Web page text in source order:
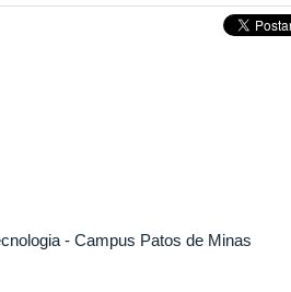
- Campus Patos de Minas